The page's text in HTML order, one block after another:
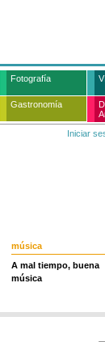
Fotografía
Gastronomía
Iniciar
música
A mal tiempo, buena
música